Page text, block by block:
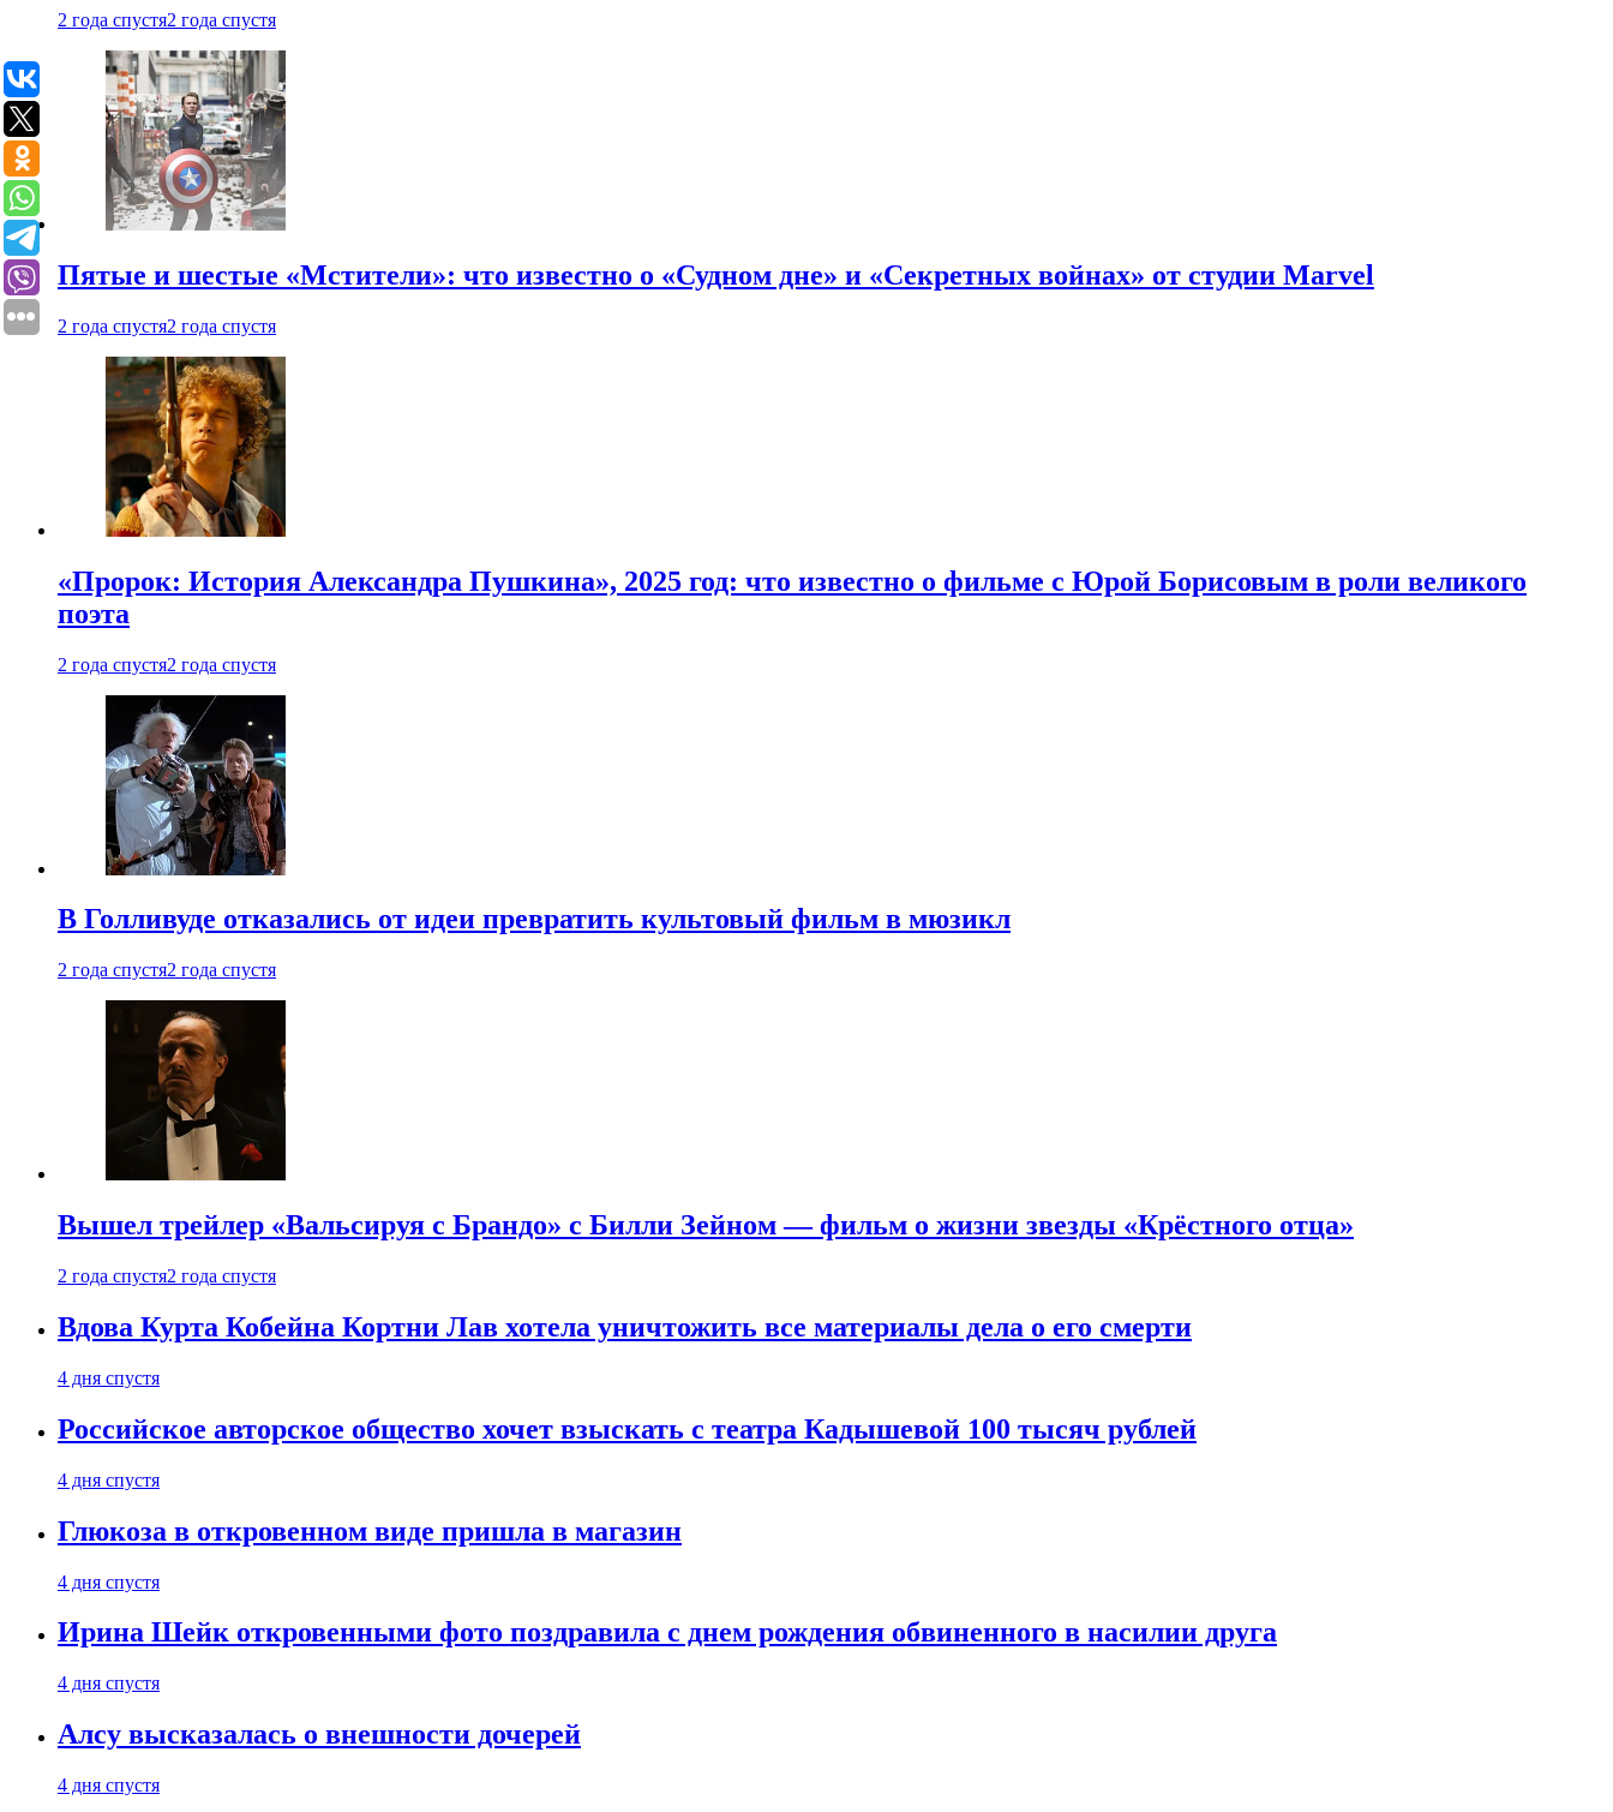
2 года спустя2 года спустя
Пятые и шестые «Мстители»: что известно о «Судном дне» и «Секретных войнах» от студии Marvel
2 года спустя2 года спустя
«Пророк: История Александра Пушкина», 2025 год: что известно о фильме с Юрой Борисовым в роли великого
поэта
2 года спустя2 года спустя
В Голливуде отказались от идеи превратить культовый фильм в мюзикл
2 года спустя2 года спустя
Вышел трейлер «Вальсируя с Брандо» с Билли Зейном — фильм о жизни звезды «Крёстного отца»
2 года спустя2 года спустя
Вдова Курта Кобейна Кортни Лав хотела уничтожить все материалы дела о его смерти
4 дня спустя
Российское авторское общество хочет взыскать с театра Кадышевой 100 тысяч рублей
4 дня спустя
Глюкоза в откровенном виде пришла в магазин
4 дня спустя
Ирина Шейк откровенными фото поздравила с днем рождения обвиненного в насилии друга
4 дня спустя
Алсу высказалась о внешности дочерей
4 дня спустя